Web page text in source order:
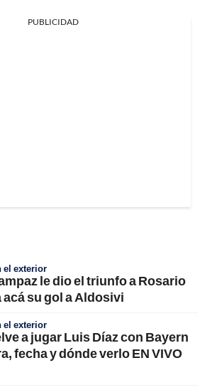
PUBLICIDAD
el exterior
le dio el triunfo a Rosario
su gol a Aldosivi
el exterior
a jugar Luis Díaz con Bayern
fecha y dónde verlo EN VIVO